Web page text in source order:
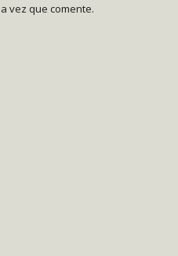
vez que comente.